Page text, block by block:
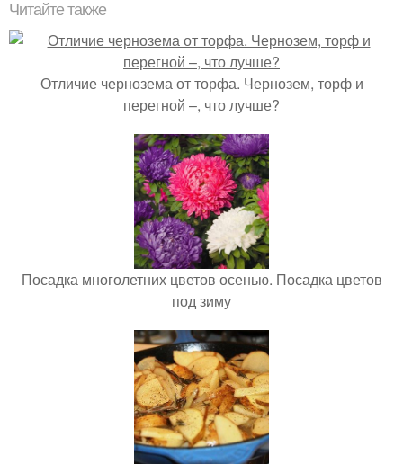
Читайте также
Отличие чернозема от торфа. Чернозем, торф и
перегной –, что лучше?
Посадка многолетних цветов осенью. Посадка цветов
под зиму